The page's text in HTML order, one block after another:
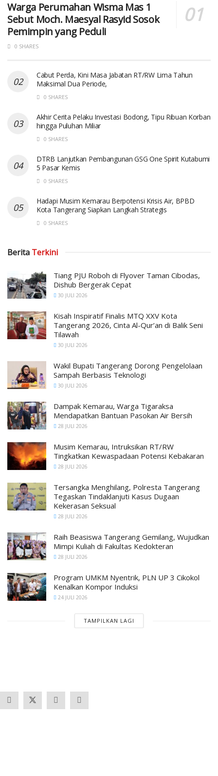
Warga Perumahan Wisma Mas 1
Sebut Moch. Maesyal Rasyid Sosok
Pemimpin yang Peduli
0 SHARES
Cabut Perda, Kini Masa Jabatan RT/RW Lima Tahun
Maksimal Dua Periode,
0 SHARES
Akhir Cerita Pelaku Investasi Bodong, Tipu Ribuan Korban
hingga Puluhan Miliar
0 SHARES
DTRB Lanjutkan Pembangunan GSG One Spirit Kutabumi
5 Pasar Kemis
0 SHARES
Hadapi Musim Kemarau Berpotensi Krisis Air, BPBD
Kota Tangerang Siapkan Langkah Strategis
0 SHARES
Berita Terkini
Tiang PJU Roboh di Flyover Taman Cibodas,
Dishub Bergerak Cepat
30 JULI 2026
Kisah Inspiratif Finalis MTQ XXV Kota
Tangerang 2026, Cinta Al-Qur’an di Balik Seni
Tilawah
30 JULI 2026
Wakil Bupati Tangerang Dorong Pengelolaan
Sampah Berbasis Teknologi
30 JULI 2026
Dampak Kemarau, Warga Tigaraksa
Mendapatkan Bantuan Pasokan Air Bersih
28 JULI 2026
Musim Kemarau, Intruksikan RT/RW
Tingkatkan Kewaspadaan Potensi Kebakaran
28 JULI 2026
Tersangka Menghilang, Polresta Tangerang
Tegaskan Tindaklanjuti Kasus Dugaan
Kekerasan Seksual
28 JULI 2026
Raih Beasiswa Tangerang Gemilang, Wujudkan
Mimpi Kuliah di Fakultas Kedokteran
28 JULI 2026
Program UMKM Nyentrik, PLN UP 3 Cikokol
Kenalkan Kompor Induksi
24 JULI 2026
TAMPILKAN LAGI